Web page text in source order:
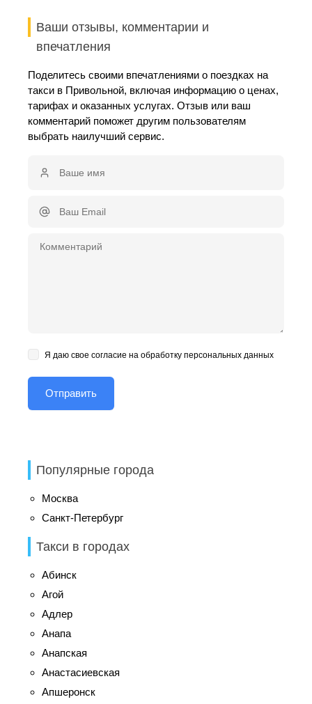
Ваши отзывы, комментарии и
впечатления
Поделитесь своими впечатлениями о поездках на
такси в Привольной, включая информацию о ценах,
тарифах и оказанных услугах. Отзыв или ваш
комментарий поможет другим пользователям
выбрать наилучший сервис.
Я даю свое согласие на обработку персональных данных
Популярные города
Москва
Санкт-Петербург
Такси в городах
Абинск
Агой
Адлер
Анапа
Анапская
Анастасиевская
Апшеронск